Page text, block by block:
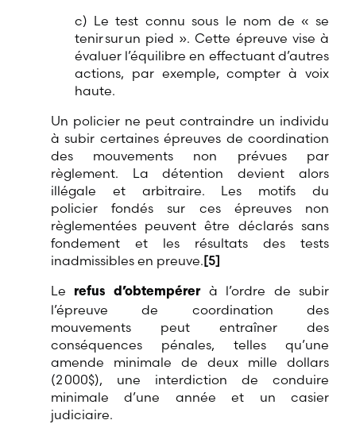
c) Le test connu sous le nom de « se
tenir sur un pied ». Cette épreuve vise à
évaluer l’équilibre en effectuant d’autres
actions, par exemple, compter à voix
haute.
Un policier ne peut contraindre un individu
à subir certaines épreuves de coordination
des mouvements non prévues par
règlement. La détention devient alors
illégale et arbitraire. Les motifs du
policier fondés sur ces épreuves non
règlementées peuvent être déclarés sans
fondement et les résultats des tests
inadmissibles en preuve.[5]
Le
refus d’obtempérerà l’ordre de subir
l’épreuve de coordination des
mouvements peut entraîner des
conséquences pénales, telles qu’une
amende minimale de deux mille dollars
(2 000$), une interdiction de conduire
minimale d’une année et un casier
judiciaire.